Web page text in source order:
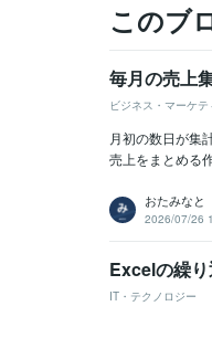
このブ
毎月の売上
ビジネス・マーケ
月初の数日が集
売上をまとめる
おたみなと
2026/07/26
Excelの繰
IT・テクノロジー